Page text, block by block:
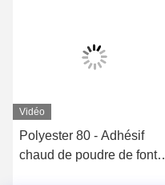
Vidéo
Polyester 80 - Adhésif
chaud de poudre de fonte